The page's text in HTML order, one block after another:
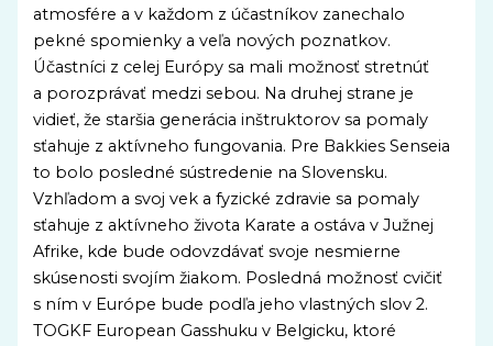
atmosfére a v každom z účastníkov zanechalo
pekné spomienky a veľa nových poznatkov.
Účastníci z celej Európy sa mali možnosť stretnúť
a porozprávať medzi sebou. Na druhej strane je
vidieť, že staršia generácia inštruktorov sa pomaly
sťahuje z aktívneho fungovania. Pre Bakkies Senseia
to bolo posledné sústredenie na Slovensku.
Vzhľadom a svoj vek a fyzické zdravie sa pomaly
sťahuje z aktívneho života Karate a ostáva v Južnej
Afrike, kde bude odovzdávať svoje nesmierne
skúsenosti svojím žiakom. Posledná možnosť cvičiť
s ním v Európe bude podľa jeho vlastných slov 2.
TOGKF European Gasshuku v Belgicku, ktoré